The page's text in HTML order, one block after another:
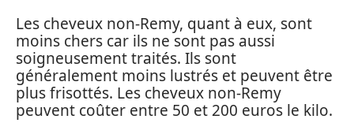
Les cheveux non-Remy, quant à eux, sont
moins chers car ils ne sont pas aussi
soigneusement traités. Ils sont
généralement moins lustrés et peuvent être
plus frisottés. Les cheveux non-Remy
peuvent coûter entre 50 et 200 euros le kilo.